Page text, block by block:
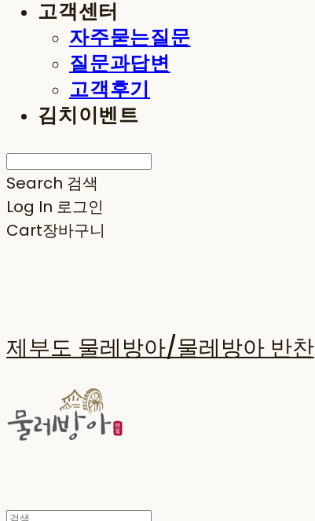
고객센터
자주묻는질문
질문과답변
고객후기
김치이벤트
Search 검색
Log In 로그인
Cart장바구니
제부도 물레방아/물레방아 반찬